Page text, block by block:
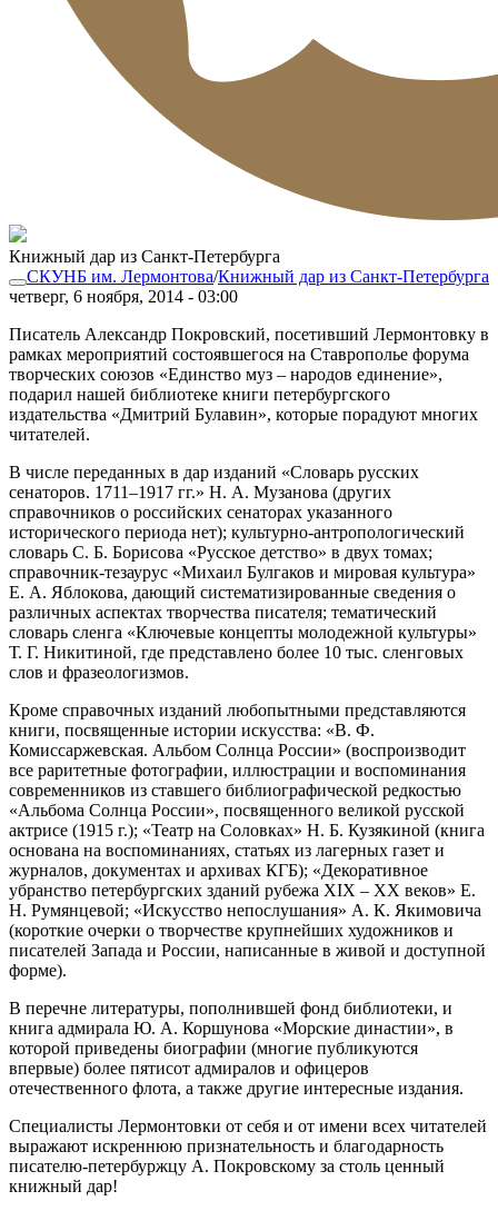
Книжный дар из Санкт-Петербурга
СКУНБ им. Лермонтова/Книжный дар из Санкт-Петербурга
четверг, 6 ноября, 2014 - 03:00
Писатель Александр Покровский, посетивший Лермонтовку в
рамках мероприятий состоявшегося на Ставрополье форума
творческих союзов «Единство муз – народов единение»,
подарил нашей библиотеке книги петербургского
издательства «Дмитрий Булавин», которые порадуют многих
читателей.
В числе переданных в дар изданий «Словарь русских
сенаторов. 1711–1917 гг.» Н. А. Музанова (других
справочников о российских сенаторах указанного
исторического периода нет); культурно-антропологический
словарь С. Б. Борисова «Русское детство» в двух томах;
справочник-тезаурус «Михаил Булгаков и мировая культура»
Е. А. Яблокова, дающий систематизированные сведения о
различных аспектах творчества писателя; тематический
словарь сленга «Ключевые концепты молодежной культуры»
Т. Г. Никитиной, где представлено более 10 тыс. сленговых
слов и фразеологизмов.
Кроме справочных изданий любопытными представляются
книги, посвященные истории искусства: «В. Ф.
Комиссаржевская. Альбом Солнца России» (воспроизводит
все раритетные фотографии, иллюстрации и воспоминания
современников из ставшего библиографической редкостью
«Альбома Солнца России», посвященного великой русской
актрисе (1915 г.); «Театр на Соловках» Н. Б. Кузякиной (книга
основана на воспоминаниях, статьях из лагерных газет и
журналов, документах и архивах КГБ); «Декоративное
убранство петербургских зданий рубежа XIX – XX веков» Е.
Н. Румянцевой; «Искусство непослушания» А. К. Якимовича
(короткие очерки о творчестве крупнейших художников и
писателей Запада и России, написанные в живой и доступной
форме).
В перечне литературы, пополнившей фонд библиотеки, и
книга адмирала Ю. А. Коршунова «Морские династии», в
которой приведены биографии (многие публикуются
впервые) более пятисот адмиралов и офицеров
отечественного флота, а также другие интересные издания.
Специалисты Лермонтовки от себя и от имени всех читателей
выражают искреннюю признательность и благодарность
писателю-петербуржцу А. Покровскому за столь ценный
книжный дар!